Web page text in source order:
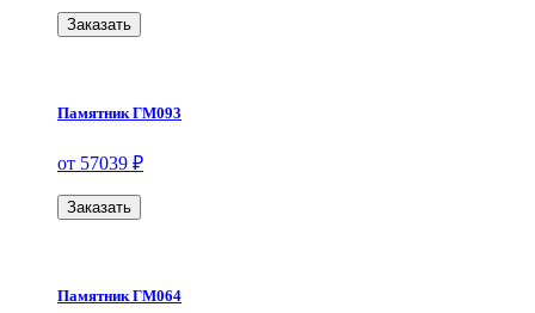
Заказать
Памятник ГМ093
от 57039 ₽
Заказать
Памятник ГМ064